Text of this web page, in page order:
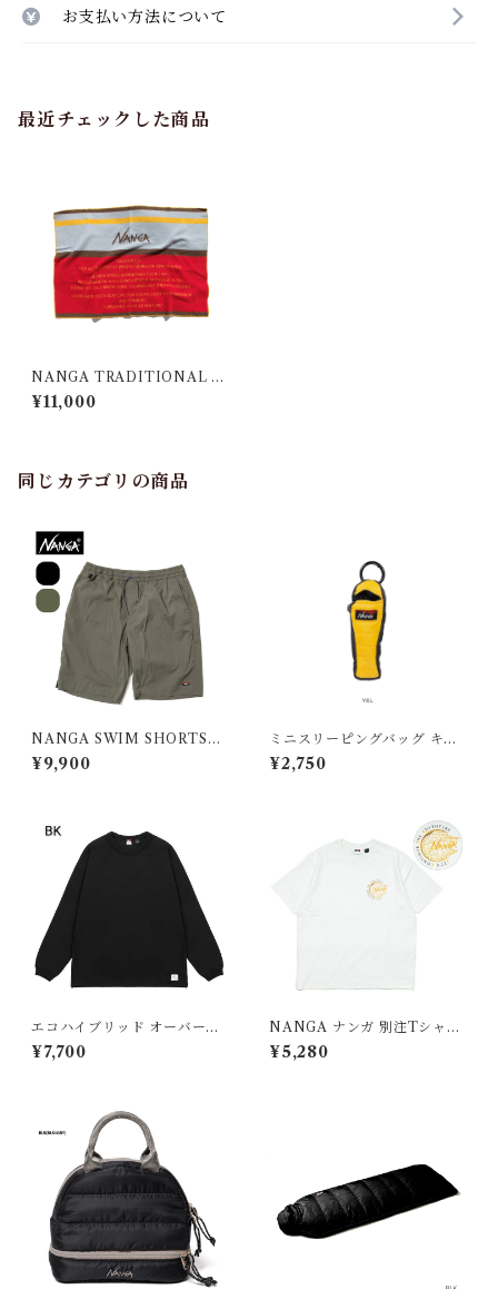
お支払い方法について
最近チェックした商品
NANGA TRADITIONAL B
LANKET／ナンガトラディシ
ョナルブランケット
¥11,000
同じカテゴリの商品
NANGA SWIM SHORTS／
ナンガ スイムショーツ
¥9,900
ミニスリーピングバッグ キー
ホルダー
¥2,750
エコハイブリッド オーバーサ
イズ ロングスリーブTシャツ
¥7,700
NANGA ナンガ 別注Tシャツ
LET'S CONTINUE THE A
DVENTURE TEE
¥5,280